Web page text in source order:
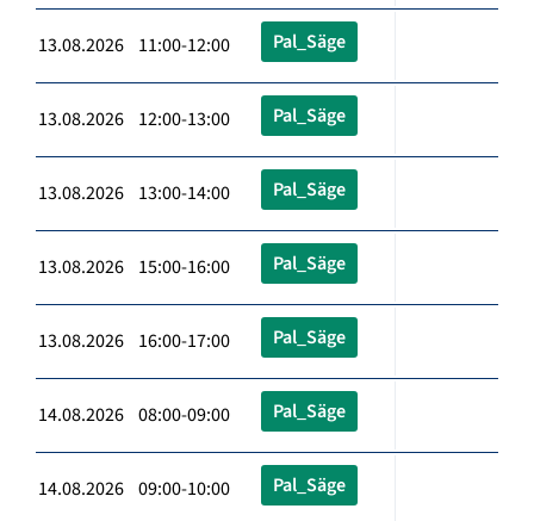
13.08.2026 11:00-12:00 Pal_Säge
13.08.2026 12:00-13:00 Pal_Säge
13.08.2026 13:00-14:00 Pal_Säge
13.08.2026 15:00-16:00 Pal_Säge
13.08.2026 16:00-17:00 Pal_Säge
14.08.2026 08:00-09:00 Pal_Säge
14.08.2026 09:00-10:00 Pal_Säge